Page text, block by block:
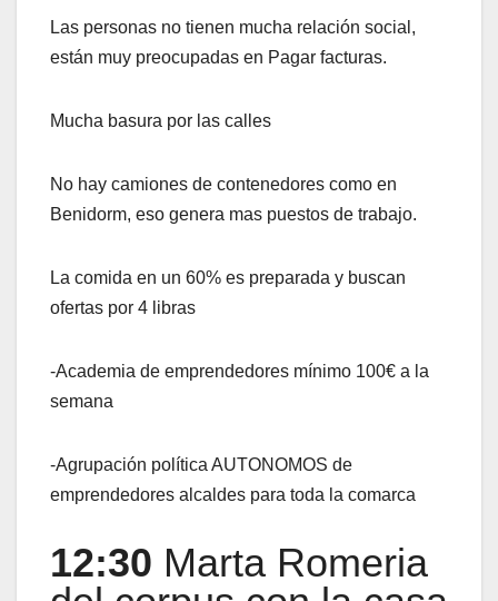
Las personas no tienen mucha relación social,
están muy preocupadas en Pagar facturas.
Mucha basura por las calles
No hay camiones de contenedores como en
Benidorm, eso genera mas puestos de trabajo.
La comida en un 60% es preparada y buscan
ofertas por 4 libras
-Academia de emprendedores mínimo 100€ a la
semana
-Agrupación política AUTONOMOS de
emprendedores alcaldes para toda la comarca
12:30 Marta Romeria